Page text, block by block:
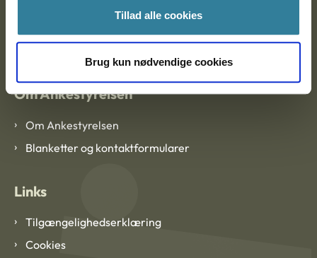
Tillad alle cookies
Brug kun nødvendige cookies
EAN: 57 98 000 35 48 21
CVR: 1007 4002
Om Ankestyrelsen
Om Ankestyrelsen
Blanketter og kontaktformularer
Links
Tilgængelighedserklæring
Cookies